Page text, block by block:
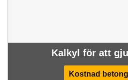
Kalkyl för att
Kostnad